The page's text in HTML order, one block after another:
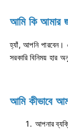
আমি কি আমার
হ্যাঁ, আপনি পারবেন।
সরকারি বিনিময়
আমি কীভাবে
আপনার